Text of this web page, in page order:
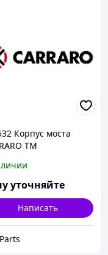
Корпус моста
TM
уточняйте
Написать